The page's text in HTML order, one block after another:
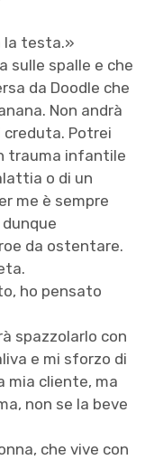
la testa.»
sulle spalle e che
da Doodle che
Non andrà
creduta. Potrei
trauma infantile
o di un
me è sempre
da ostentare.
ho pensato
spazzolarlo con
e mi sforzo di
mia cliente, ma
non se la beve
che vive con